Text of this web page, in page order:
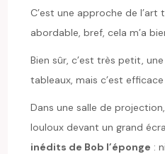
C’est une approche de l’art
abordable, bref, cela m’a
Bien sûr, c’est très petit,
tableaux, mais c’est efficace
Dans une salle de
louloux devant un grand
inédits de Bob l’éponge :